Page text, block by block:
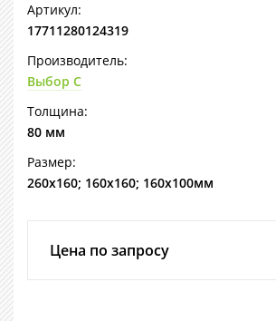
Артикул:
17711280124319
Производитель:
Выбор С
Толщина:
80 мм
Размер:
260х160; 160х160; 160х100мм
Цена по запросу